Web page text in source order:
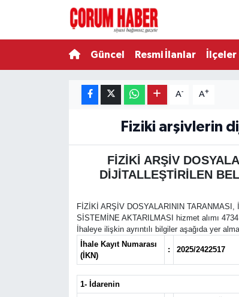
Güncel Resmi İlanlar İlçeler
A- A+
Fiziki arşivlerin
FİZİKİ ARŞİV
DİJİTALLEŞTİRİLEN
FİZİKİ ARŞİV DOSYALARININ
SİSTEMİNE AKTARILMASI hizmet alımı
İhaleye ilişkin ayrıntılı bilgiler aşağıda yer
İhale Kayıt Numarası
(İKN)
: 2025/2422517
1- İdarenin
Resmi İlanlar
Çorum Namaz Vakitleri
Süper Lig Puan Durumu ve Fikstür
Son Dakika Haberleri
Haber Arşivi